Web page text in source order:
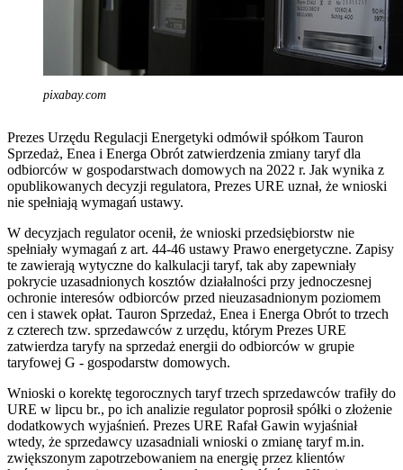
pixabay.com
Prezes Urzędu Regulacji Energetyki odmówił spółkom Tauron
Sprzedaż, Enea i Energa Obrót zatwierdzenia zmiany taryf dla
odbiorców w gospodarstwach domowych na 2022 r. Jak wynika z
opublikowanych decyzji regulatora, Prezes URE uznał, że wnioski
nie spełniają wymagań ustawy.
W decyzjach regulator ocenił, że wnioski przedsiębiorstw nie
spełniały wymagań z art. 44-46 ustawy Prawo energetyczne. Zapisy
te zawierają wytyczne do kalkulacji taryf, tak aby zapewniały
pokrycie uzasadnionych kosztów działalności przy jednoczesnej
ochronie interesów odbiorców przed nieuzasadnionym poziomem
cen i stawek opłat. Tauron Sprzedaż, Enea i Energa Obrót to trzech
z czterech tzw. sprzedawców z urzędu, którym Prezes URE
zatwierdza taryfy na sprzedaż energii do odbiorców w grupie
taryfowej G - gospodarstw domowych.
Wnioski o korektę tegorocznych taryf trzech sprzedawców trafiły do
URE w lipcu br., po ich analizie regulator poprosił spółki o złożenie
dodatkowych wyjaśnień. Prezes URE Rafał Gawin wyjaśniał
wtedy, że sprzedawcy uzasadniali wnioski o zmianę taryf m.in.
zwiększonym zapotrzebowaniem na energię przez klientów